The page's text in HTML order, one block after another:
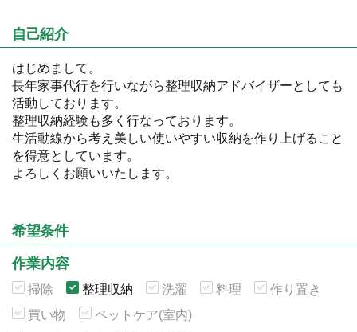
自己紹介
はじめまして。
長年家事代行を行いながら整理収納アドバイザーとしても
活動しております。
整理収納経験も多く行なっております。
生活動線から考え美しい使いやすい収納を作り上げること
を得意としています。
よろしくお願いいたします。
希望条件
作業内容
掃除 整理収納 洗濯 料理
作り置き
買い物
ペットケア(室内)